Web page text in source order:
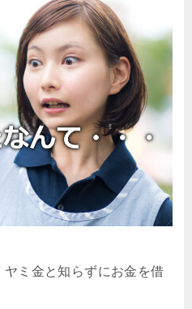
ミ金と知らずにお金を借